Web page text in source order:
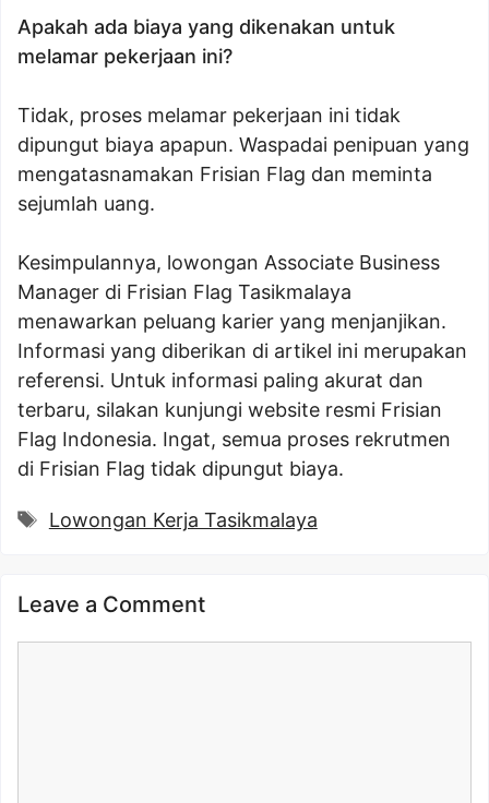
Apakah ada biaya yang dikenakan untuk
melamar pekerjaan ini?
Tidak, proses melamar pekerjaan ini tidak
dipungut biaya apapun. Waspadai penipuan yang
mengatasnamakan Frisian Flag dan meminta
sejumlah uang.
Kesimpulannya, lowongan Associate Business
Manager di Frisian Flag Tasikmalaya
menawarkan peluang karier yang menjanjikan.
Informasi yang diberikan di artikel ini merupakan
referensi. Untuk informasi paling akurat dan
terbaru, silakan kunjungi website resmi Frisian
Flag Indonesia. Ingat, semua proses rekrutmen
di Frisian Flag tidak dipungut biaya.
Tags
Lowongan Kerja Tasikmalaya
Leave a Comment